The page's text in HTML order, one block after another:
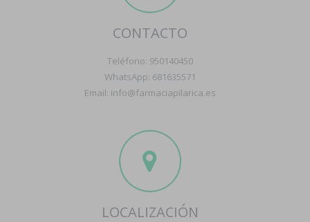
CONTACTO
Teléfono: 950140450
WhatsApp: 681635571
Email: info@farmaciapilarica.es
LOCALIZACIÓN